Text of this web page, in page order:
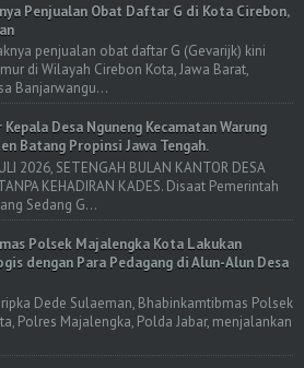
Penjualan Obat Daftar G di Kota Cirebon,
penjualan obat daftar G (Gevarijk) kini
di Wilayah Cirebon Kota, Jawa Barat,
Banjarwangu...
Desa Nguneng Kecamatan Warung
Batang Propinsi Jawa Tengah.
2026, SETENGAH BULAN KANTOR DESA
KEHADIRAN KADES. Disaat Pemerintah
Sedang G...
Polsek Majalengka Kota Lakukan
dengan Para Pedagang di Alun-Alun Desa
Dede Sulaeman, Bhabinkamtibmas Polsek
Polres Majalengka, Polda Jabar, menjalankan